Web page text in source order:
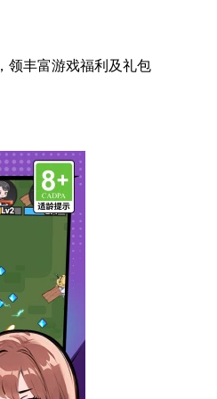
，领丰富游戏福利 及礼包